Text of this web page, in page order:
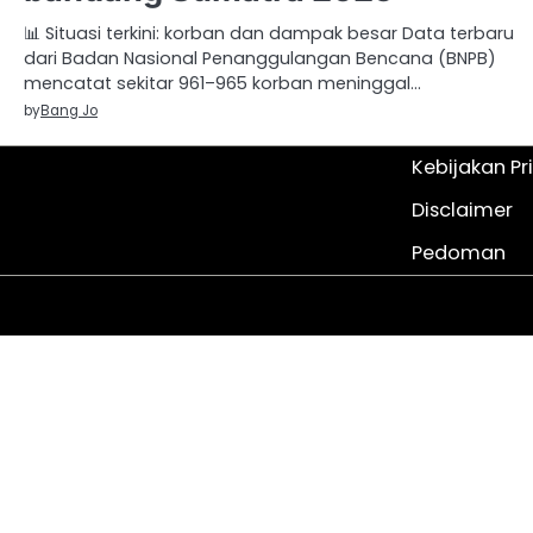
📊 Situasi terkini: korban dan dampak besar Data terbaru
dari Badan Nasional Penanggulangan Bencana (BNPB)
mencatat sekitar 961–965 korban meninggal…
byBang Jo
Kebijakan
Disclaimer
Pedoman